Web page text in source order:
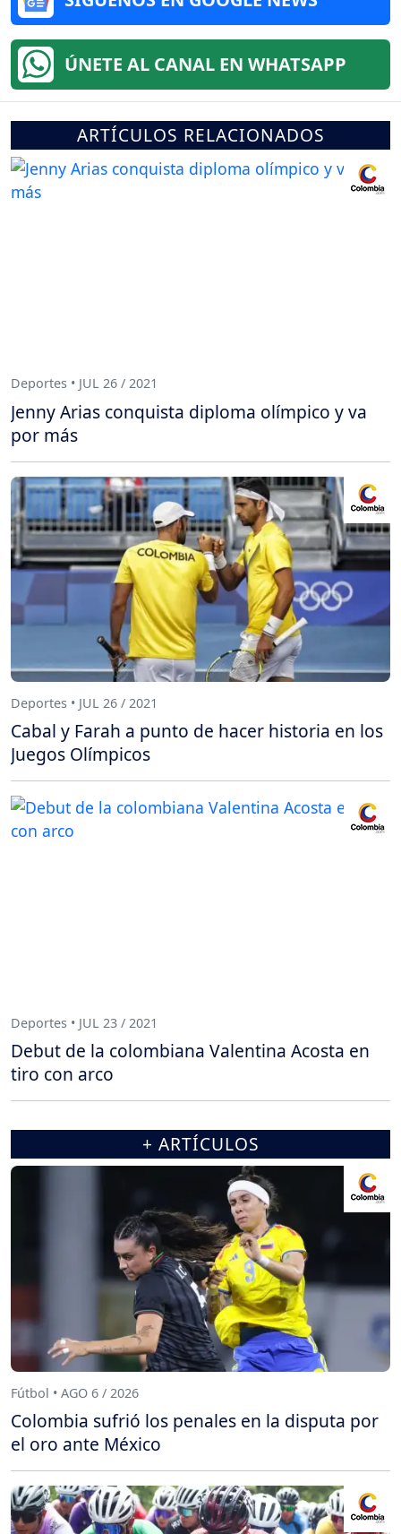
ÚNETE AL CANAL EN WHATSAPP
ARTÍCULOS RELACIONADOS
Deportes • JUL 26 / 2021
Jenny Arias conquista diploma olímpico y va
por más
Deportes • JUL 26 / 2021
Cabal y Farah a punto de hacer historia en los
Juegos Olímpicos
Deportes • JUL 23 / 2021
Debut de la colombiana Valentina Acosta en
tiro con arco
+ ARTÍCULOS
Fútbol • AGO 6 / 2026
Colombia sufrió los penales en la disputa por
el oro ante México